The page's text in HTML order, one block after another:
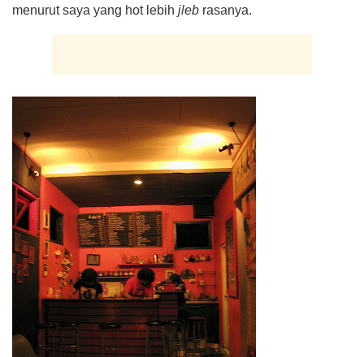
menurut saya yang hot lebih jleb rasanya.